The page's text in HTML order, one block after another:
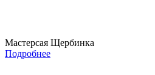
Мастерсая Щербинка
Подробнее